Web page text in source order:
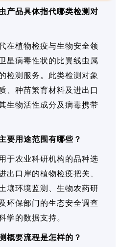
产品具体指代哪类检测对
在植物检疫与生物安全领
星病毒性状的比翼线虫属
检测服务。此类检测对象
、种苗繁育材料及进出口
生物活性成分及病毒携带
要用途范围有哪些？
于农业科研机构的品种选
出口岸的植物检疫把关、
壤环境监测、生物农药研
环保部门的生态安全调查
学的数据支持。
概要流程是怎样的？